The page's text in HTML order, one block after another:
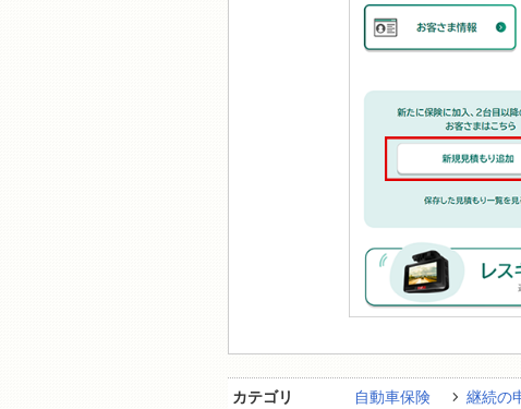
カテゴリ 自動車保険 継続の